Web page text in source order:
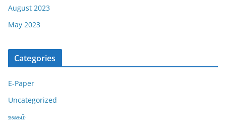
August 2023
May 2023
Categories
E-Paper
Uncategorized
உலகம்